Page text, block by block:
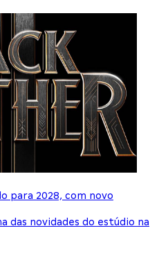
para 2028, com novo
das novidades do estúdio na